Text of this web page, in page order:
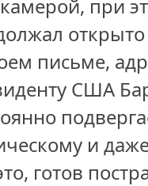
при
открыто
письме,
США
и
готов